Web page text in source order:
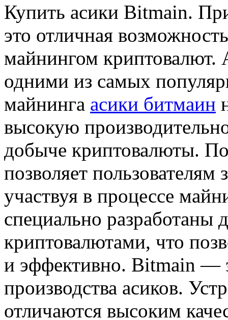
Купить aсики Bitmain.
это отличная
майнингом криптовалют.
одними из самых
майнинга асики битмаин
высокую
добыче криптовалюты.
позволяет пользователям
участвуя в процессе
специально разработаны
криптовалютами, что
и эффективно. Bitmain —
производства асиков.
отличаются высоким